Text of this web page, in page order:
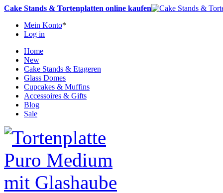
Cake Stands & Tortenplatten online kaufen
Mein Konto*
Log in
Home
New
Cake Stands & Etageren
Glass Domes
Cupcakes & Muffins
Accessoires & Gifts
Blog
Sale